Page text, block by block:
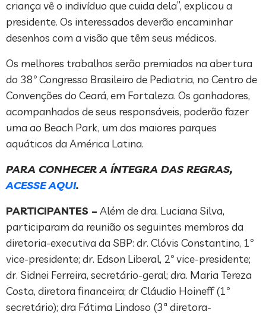
criança vê o indivíduo que cuida dela”, explicou a
presidente. Os interessados deverão encaminhar
desenhos com a visão que têm seus médicos.
Os melhores trabalhos serão premiados na abertura
do 38º Congresso Brasileiro de Pediatria, no Centro de
Convenções do Ceará, em Fortaleza. Os ganhadores,
acompanhados de seus responsáveis, poderão fazer
uma ao Beach Park, um dos maiores parques
aquáticos da América Latina.
PARA CONHECER A ÍNTEGRA DAS REGRAS,
ACESSE AQUI.
PARTICIPANTES – Além de dra. Luciana Silva,
participaram da reunião os seguintes membros da
diretoria-executiva da SBP: dr. Clóvis Constantino, 1º
vice-presidente; dr. Edson Liberal, 2º vice-presidente;
dr. Sidnei Ferreira, secretário-geral; dra. Maria Tereza
Costa, diretora financeira; dr Cláudio Hoineff (1º
secretário); dra Fátima Lindoso (3ª diretora-